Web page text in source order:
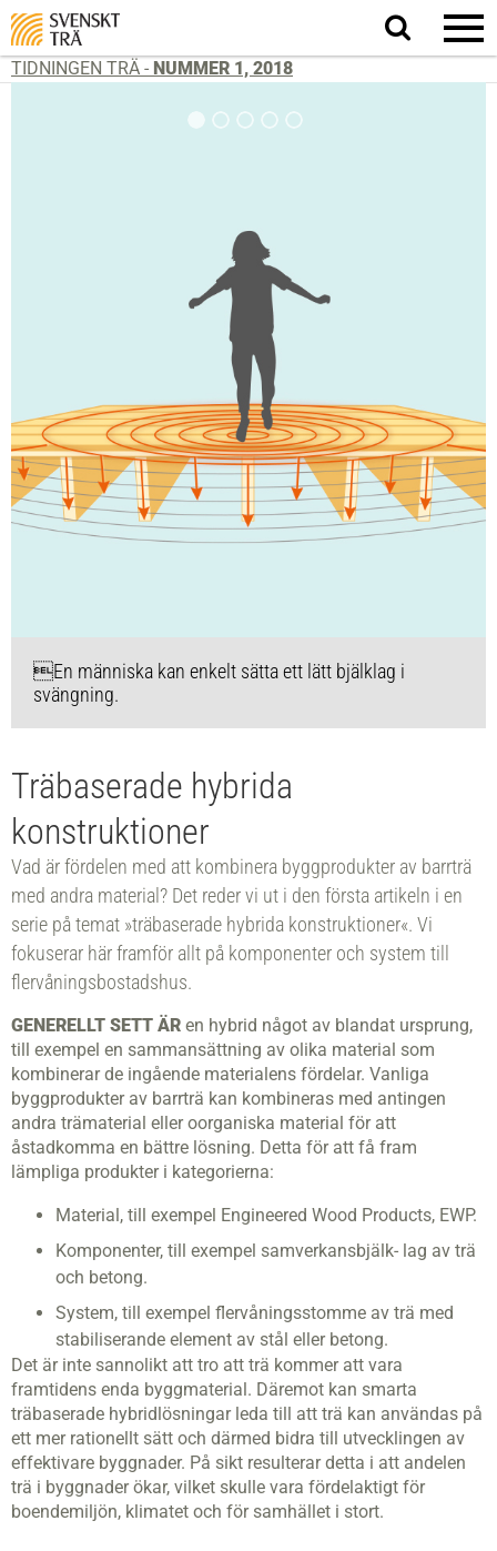
Sök
på
TIDNINGEN TRÄ - NUMMER 1, 2018
En människa kan enkelt sätta ett lätt bjälklag i
svängning.
Träbaserade hybrida
konstruktioner
Vad är fördelen med att kombinera byggprodukter av barrträ
med andra material? Det reder vi ut i den första artikeln i en
serie på temat »träbaserade hybrida konstruktioner«. Vi
fokuserar här framför allt på komponenter och system till
flervåningsbostadshus.
GENERELLT SETT ÄR en hybrid något av blandat ursprung,
till exempel en sammansättning av olika material som
kombinerar de ingående materialens fördelar. Vanliga
byggprodukter av barrträ kan kombineras med antingen
andra trämaterial eller oorganiska material för att
åstadkomma en bättre lösning. Detta för att få fram
lämpliga produkter i kategorierna:
Material, till exempel Engineered Wood Products, EWP.
Komponenter, till exempel samverkansbjälk- lag av trä
och betong.
System, till exempel flervåningsstomme av trä med
stabiliserande element av stål eller betong.
Det är inte sannolikt att tro att trä kommer att vara
framtidens enda byggmaterial. Där­emot kan smarta
träbaserade hybridlösningar leda till att trä kan användas på
ett mer rationellt sätt och därmed bidra till utvecklingen av
effektivare byggnader. På sikt resulterar detta i att andelen
trä i byggnader ökar, vilket skulle vara fördelaktigt för
boendemiljön, klimatet och för samhället i stort.